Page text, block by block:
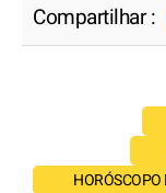
Compartilhar :